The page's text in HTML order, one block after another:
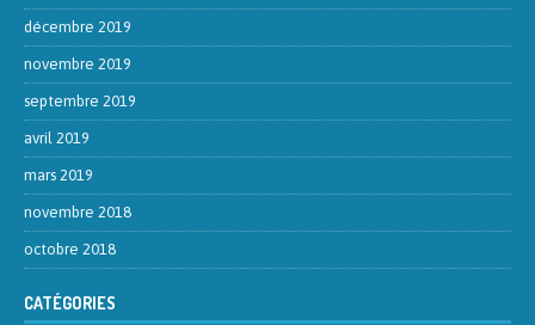
décembre 2019
novembre 2019
septembre 2019
avril 2019
mars 2019
novembre 2018
octobre 2018
CATÉGORIES